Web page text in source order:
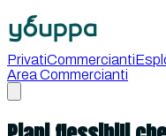
PrivatiCommercianti
Area Commercianti